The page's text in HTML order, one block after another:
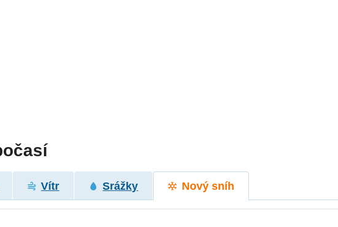
Vítr Srážky Nový sníh